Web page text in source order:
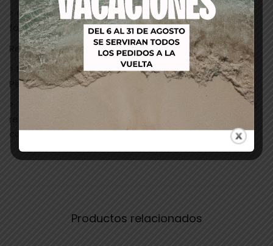
> Cristales líquidos: Transportan los colorantes y
facilitan su fijación en el cabello.
Recomendación de uso:
> Mezclar: 1+1 1/2. 50 ml de color + 75 ml de Creme
Peroxide. puede ser de 10v,20v,30v,40v.
> Tiempo de exposición: 30 min. + 10 min. para cabellos
resistentes sin calor, con calor 15 minutos + 5 en
cabellos resistentes.
Productos relacionados